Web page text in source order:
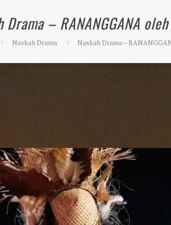
Drama – RANANGGANA
Naskah Drama Naskah Drama –